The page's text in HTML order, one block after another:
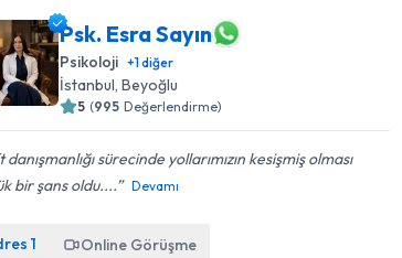
Psk. Esra Sayın
Psikoloji +1diğer
İstanbul, Beyoğlu
5 (995 Değerlendirme)
sürecinde yollarımızın kesişmiş olması
bir şans oldu....
Devamı
1 Online Görüşme